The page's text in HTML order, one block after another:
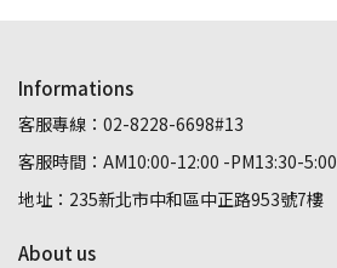
Informations
客服專線：02-8228-6698#13
客服時間：AM10:00-12:00 -PM13:30-5:00
地址：235新北市中和區中正路953號7樓
About us